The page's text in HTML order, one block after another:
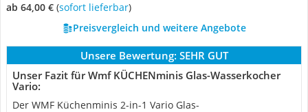
ab 64,00 € ( Sofort lieferbar)
Preisvergleich und weitere Angebote
Unsere Bewertung: SEHR GUT
Unser Fazit für Wmf KÜCHENminis Glas-Wasserkocher
Vario:
Der WMF Küchenminis 2-in-1 Vario Glas-